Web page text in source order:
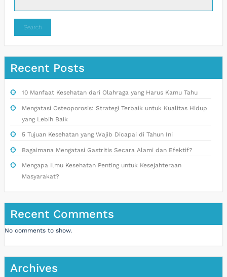
Search
Recent Posts
10 Manfaat Kesehatan dari Olahraga yang Harus Kamu Tahu
Mengatasi Osteoporosis: Strategi Terbaik untuk Kualitas Hidup
yang Lebih Baik
5 Tujuan Kesehatan yang Wajib Dicapai di Tahun Ini
Bagaimana Mengatasi Gastritis Secara Alami dan Efektif?
Mengapa Ilmu Kesehatan Penting untuk Kesejahteraan
Masyarakat?
Recent Comments
No comments to show.
Archives